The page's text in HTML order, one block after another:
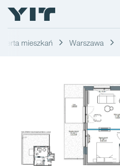
mieszkań Warszawa